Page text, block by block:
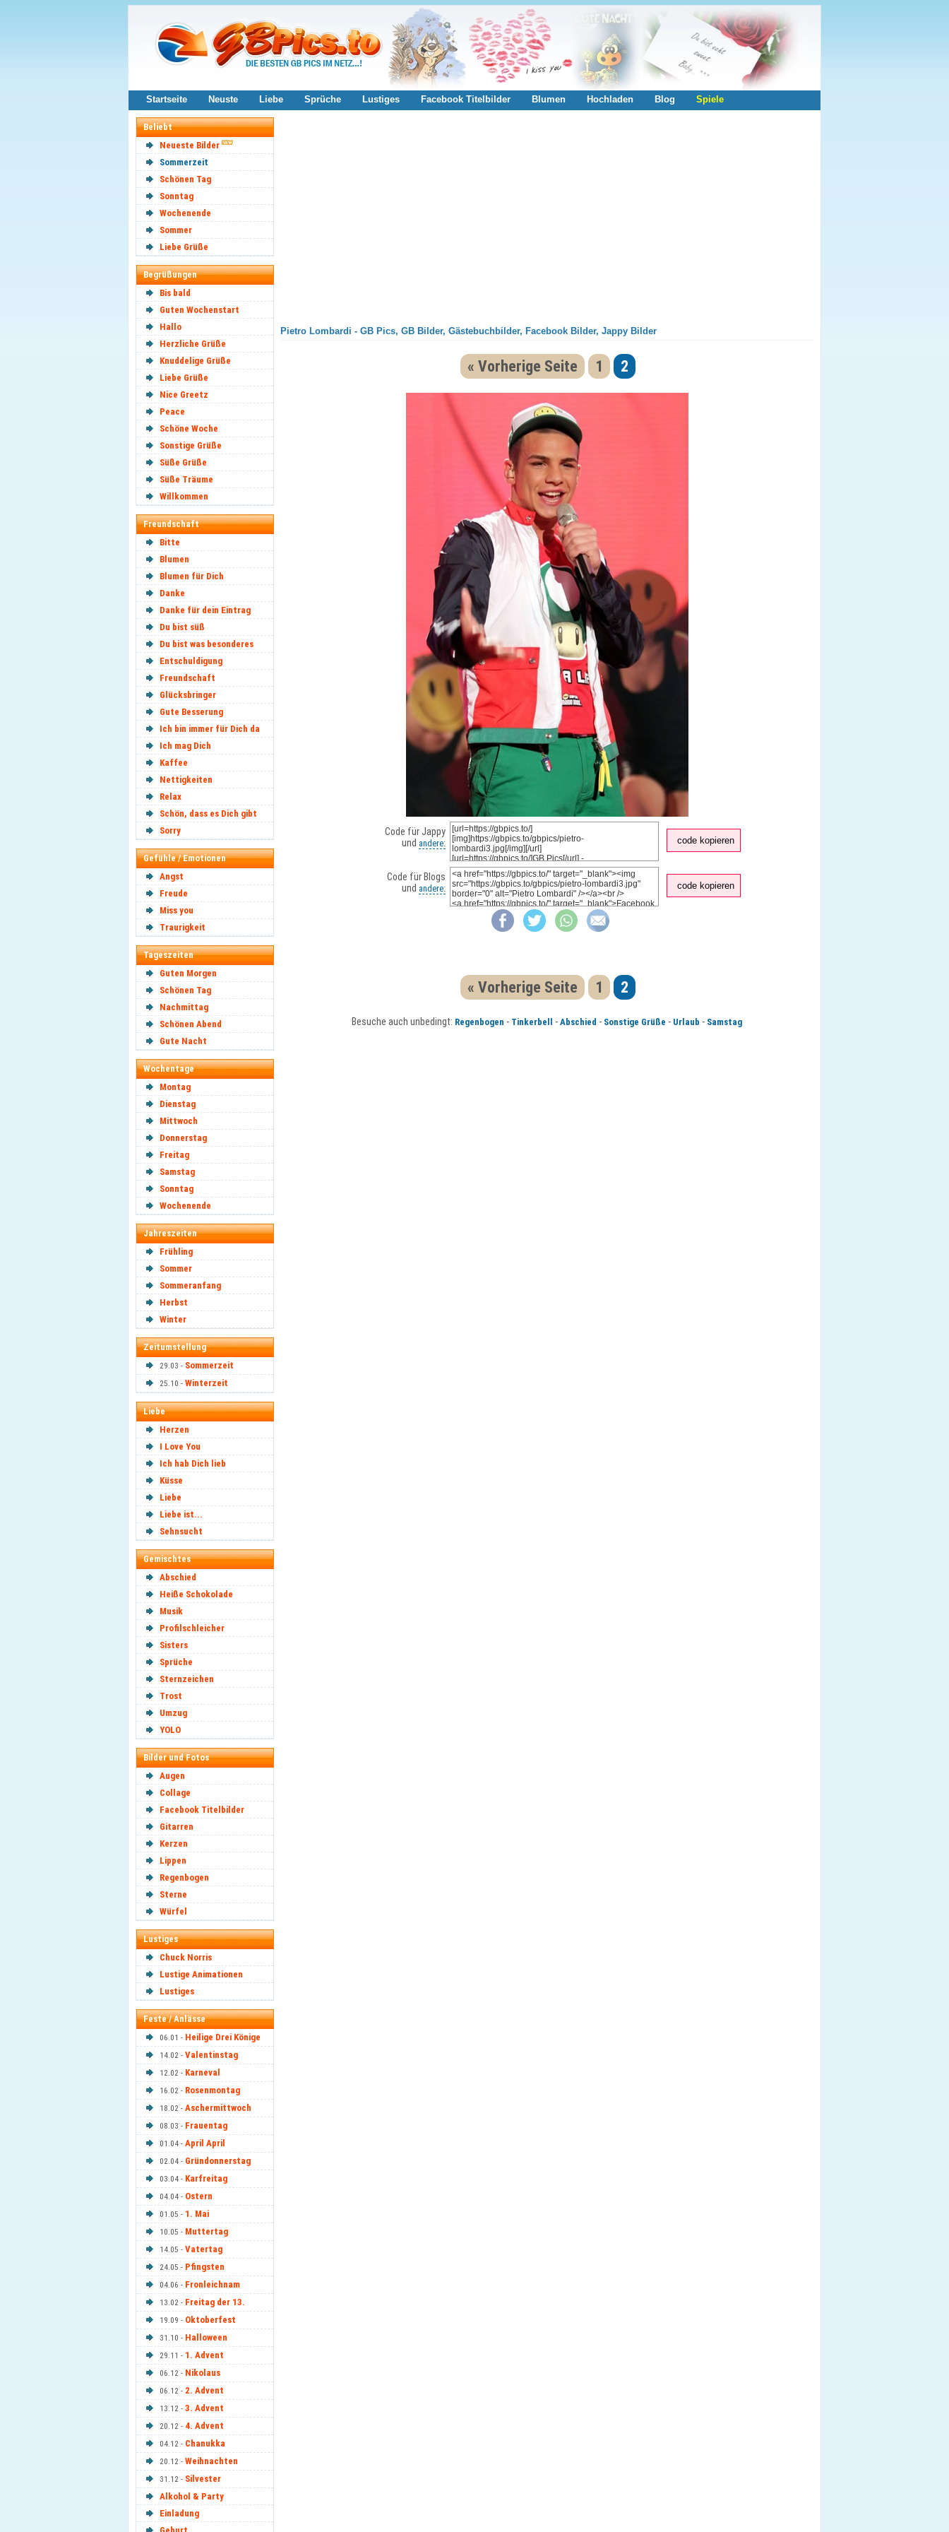
Startseite Neuste Liebe Sprüche Lustiges Facebook Titelbilder Blumen Hochladen Blog Spiele
Beliebt
Neueste Bilder
Sommerzeit
Schönen Tag
Sonntag
Wochenende
Sommer
Liebe Grüße
Begrüßungen
Bis bald
Guten Wochenstart
Hallo
Herzliche Grüße
Knuddelige Grüße
Liebe Grüße
Nice Greetz
Peace
Schöne Woche
Sonstige Grüße
Süße Grüße
Süße Träume
Willkommen
Freundschaft
Bitte
Blumen
Blumen für Dich
Danke
Danke für dein Eintrag
Du bist süß
Du bist was besonderes
Entschuldigung
Freundschaft
Glücksbringer
Gute Besserung
Ich bin immer für Dich da
Ich mag Dich
Kaffee
Nettigkeiten
Relax
Schön, dass es Dich gibt
Sorry
Gefühle / Emotionen
Angst
Freude
Miss you
Traurigkeit
Tageszeiten
Guten Morgen
Schönen Tag
Nachmittag
Schönen Abend
Gute Nacht
Wochentage
Montag
Dienstag
Mittwoch
Donnerstag
Freitag
Samstag
Sonntag
Wochenende
Jahreszeiten
Frühling
Sommer
Sommeranfang
Herbst
Winter
Zeitumstellung
29.03 - Sommerzeit
25.10 - Winterzeit
Liebe
Herzen
I Love You
Ich hab Dich lieb
Küsse
Liebe
Liebe ist...
Sehnsucht
Gemischtes
Abschied
Heiße Schokolade
Musik
Profilschleicher
Sisters
Sprüche
Sternzeichen
Trost
Umzug
YOLO
Bilder und Fotos
Augen
Collage
Facebook Titelbilder
Gitarren
Kerzen
Lippen
Regenbogen
Sterne
Würfel
Lustiges
Chuck Norris
Lustige Animationen
Lustiges
Feste / Anlässe
06.01 - Heilige Drei Könige
14.02 - Valentinstag
12.02 - Karneval
16.02 - Rosenmontag
18.02 - Aschermittwoch
08.03 - Frauentag
01.04 - April April
02.04 - Gründonnerstag
03.04 - Karfreitag
04.04 - Ostern
01.05 - 1. Mai
10.05 - Muttertag
14.05 - Vatertag
24.05 - Pfingsten
04.06 - Fronleichnam
13.02 - Freitag der 13.
19.09 - Oktoberfest
31.10 - Halloween
29.11 - 1. Advent
06.12 - Nikolaus
06.12 - 2. Advent
13.12 - 3. Advent
20.12 - 4. Advent
04.12 - Chanukka
20.12 - Weihnachten
31.12 - Silvester
Alkohol & Party
Einladung
Pietro Lombardi - GB Pics, GB Bilder, Gästebuchbilder, Facebook Bilder, Jappy Bilder
« Vorherige Seite 1 2
Code für Jappy
und andere: code kopieren
Code für Blogs
und andere: code kopieren
« Vorherige Seite 1 2
Besuche auch unbedingt: Regenbogen - Tinkerbell - Abschied - Sonstige Grüße - Urlaub - Samstag